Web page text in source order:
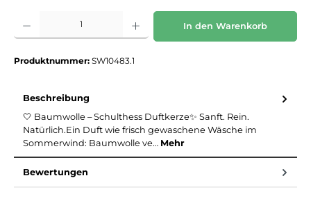
Produkt Anzahl: Gib den gewünschten Wert ein oder benutze die Schaltflächen um
In den Warenkorb
Produktnummer: SW10483.1
Beschreibung
🤍 Baumwolle – Schulthess Duftkerze✨ Sanft. Rein.
Natürlich.Ein Duft wie frisch gewaschene Wäsche im
Sommerwind: Baumwolle ve… Mehr
Bewertungen